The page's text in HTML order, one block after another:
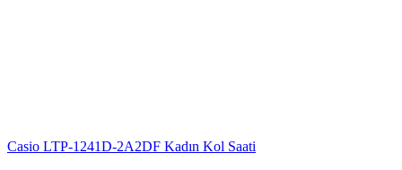
Casio LTP-1241D-2A2DF Kadın Kol Saati